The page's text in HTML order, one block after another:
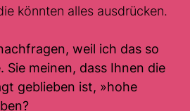
könnten alles ausdrücken.
weil ich das so
Sie meinen, dass Ihnen die
geblieben ist, »hohe